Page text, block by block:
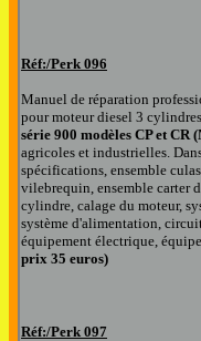
Réf:/Perk 096
Manuel de réparation
pour moteur diesel 3 cylindres
série 900 modèles CP et
agricoles et industrielles.
spécifications, ensemble
vilebrequin, ensemble carter
cylindre, calage du moteur,
système d'alimentation,
équipement électrique,
prix 35 euros)
Réf:/Perk 097